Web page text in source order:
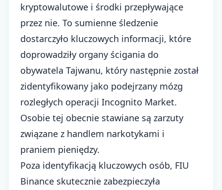
kryptowalutowe i środki przepływające
przez nie. To sumienne śledzenie
dostarczyło kluczowych informacji, które
doprowadziły organy ścigania do
obywatela Tajwanu, który następnie został
zidentyfikowany jako podejrzany mózg
rozległych operacji Incognito Market.
Osobie tej obecnie stawiane są zarzuty
związane z handlem narkotykami i
praniem pieniędzy.
Poza identyfikacją kluczowych osób, FIU
Binance skutecznie zabezpieczyła